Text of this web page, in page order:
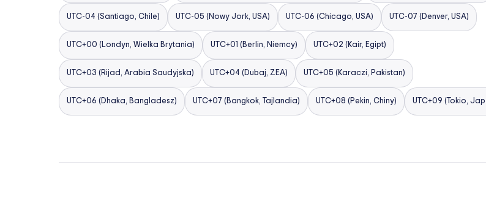
UTC-04 (Santiago, Chile) UTC-05 (Nowy Jork, USA) UTC-06 (Chicago, USA) UTC-07 (Denver, USA)
UTC+00 (Londyn, Wielka Brytania) UTC+01 (Berlin, Niemcy) UTC+02 (Kair, Egipt)
UTC+03 (Rijad, Arabia Saudyjska) UTC+04 (Dubaj, ZEA) UTC+05 (Karaczi, Pakistan)
UTC+06 (Dhaka, Bangladesz) UTC+07 (Bangkok, Tajlandia) UTC+08 (Pekin, Chiny) UTC+09 (Tokio,